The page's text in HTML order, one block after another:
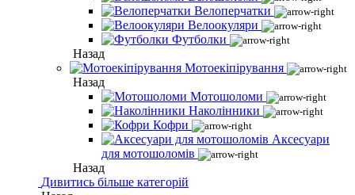
Велоперчатки
Велоокуляри
Футболки
Назад
Мотоекіпірування
Назад
Мотошоломи
Наколінники
Кофри
Аксесуари
для мотошоломів
Назад
Дивитись більше категорій